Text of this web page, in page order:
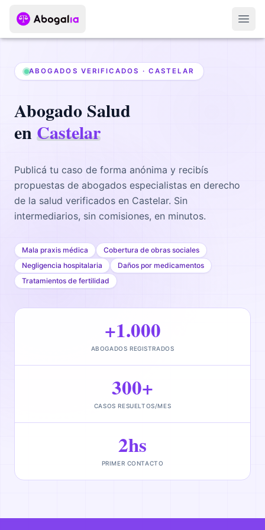
ABOGADOS VERIFICADOS · CASTELAR
Abogado Salud
enCastelar
Publicá tu caso de forma anónima y recibís
propuestas de abogados especialistas en derecho
de la salud verificados en Castelar. Sin
intermediarios, sin comisiones, en minutos.
Mala praxis médica
Cobertura de obras sociales
Negligencia hospitalaria
Daños por medicamentos
Tratamientos de fertilidad
+1.000
ABOGADOS REGISTRADOS
300+
CASOS RESUELTOS/MES
2hs
PRIMER CONTACTO